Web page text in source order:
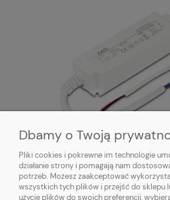
Zasilacz LED premium 24W
Dbamy o Twoją
Pliki cookies i pokrewne im technologie
działanie strony i pomagają nam
potrzeb. Możesz zaakceptować
wszystkich tych plików i przejść do sklepu
użycie plików do swoich preferencji,